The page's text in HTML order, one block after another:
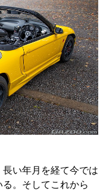
い年月を経て今では
。そしてこれから